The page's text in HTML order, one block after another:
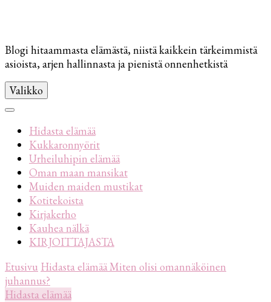
Blogi hitaammasta elämästä, niistä kaikkein tärkeimmistä
asioista, arjen hallinnasta ja pienistä onnenhetkistä
Valikko
Hidasta elämää
Kukkaronnyörit
Urheiluhipin elämää
Oman maan mansikat
Muiden maiden mustikat
Kotitekoista
Kirjakerho
Kauhea nälkä
KIRJOITTAJASTA
Etusivu Hidasta elämääMiten olisi omannäköinen
juhannus?
Hidasta elämää